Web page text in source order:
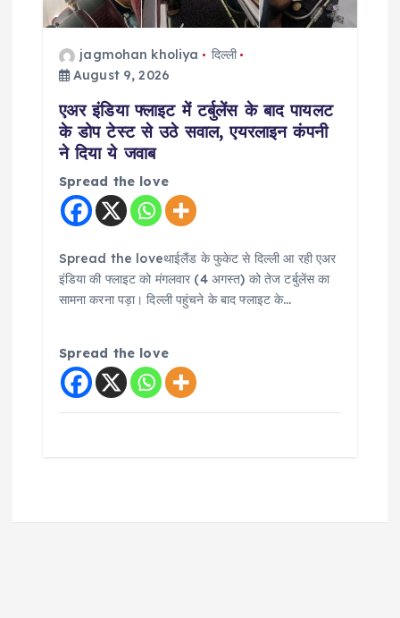
jagmohan kholiya
दिल्ली
August 9, 2026
एअर इंडिया फ्लाइट में टर्बुलेंस के बाद पायलट
के डोप टेस्ट से उठे सवाल, एयरलाइन कंपनी
ने दिया ये जवाब
Spread the love
Spread the loveथाईलैंड के फुकेट से दिल्ली आ रही एअर
इंडिया की फ्लाइट को मंगलवार (4 अगस्त) को तेज टर्बुलेंस का
सामना करना पड़ा। दिल्ली पहुंचने के बाद फ्लाइट के…
Spread the love